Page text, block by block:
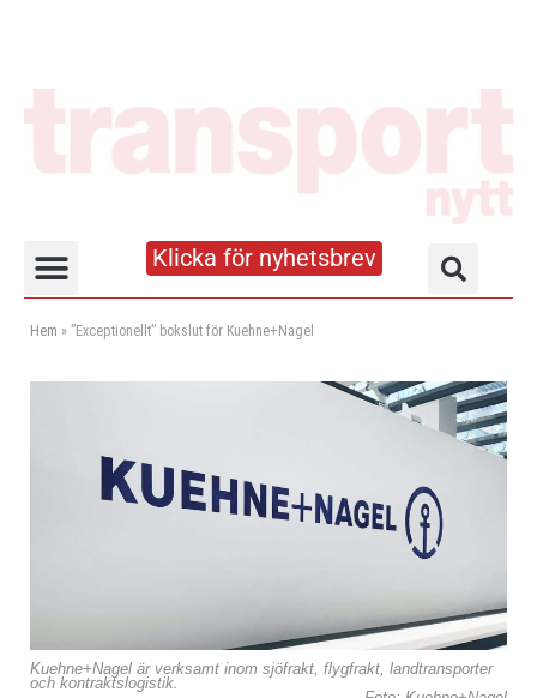
Klicka för nyhetsbrev
Hem » ”Exceptionellt” bokslut för Kuehne+Nagel
Kuehne+Nagel är verksamt inom sjöfrakt, flygfrakt, landtransporter
och kontraktslogistik.